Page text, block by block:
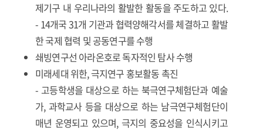
제기구 내 우리나라의 활발한 활동을 주도하고 있다.
- 14개국 31개 기관과 협력양해각서를 체결하고 활발
한 국제 협력 및 공동연구를 수행
쇄빙연구선 아라온호로 독자적인 탐사 수행
미래세대 위한, 극지연구 홍보활동 촉진
- 고등학생을 대상으로 하는 북극연구체험단과 예술
가, 과학교사 등을 대상으로 하는 남극연구체험단이
매년 운영되고 있으며, 극지의 중요성을 인식시키고